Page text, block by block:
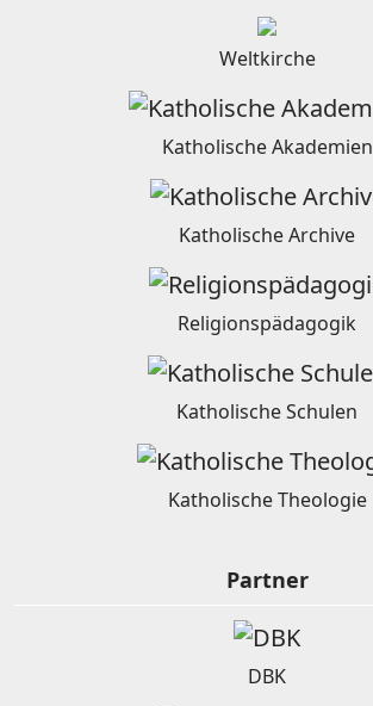
Weltkirche
Katholische Akademien
Katholische Archive
Religionspädagogik
Katholische Schulen
Katholische Theologie
Partner
DBK